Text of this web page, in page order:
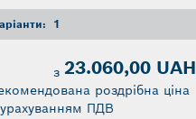
1
з 23.060,00 UAH
роздрібна ціна
ПДВ